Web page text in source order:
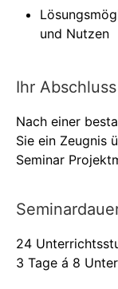
und Nutzen
Ihr
Nach einer
Sie ein Zeugnis
Seminar
24
3 Tage á 8